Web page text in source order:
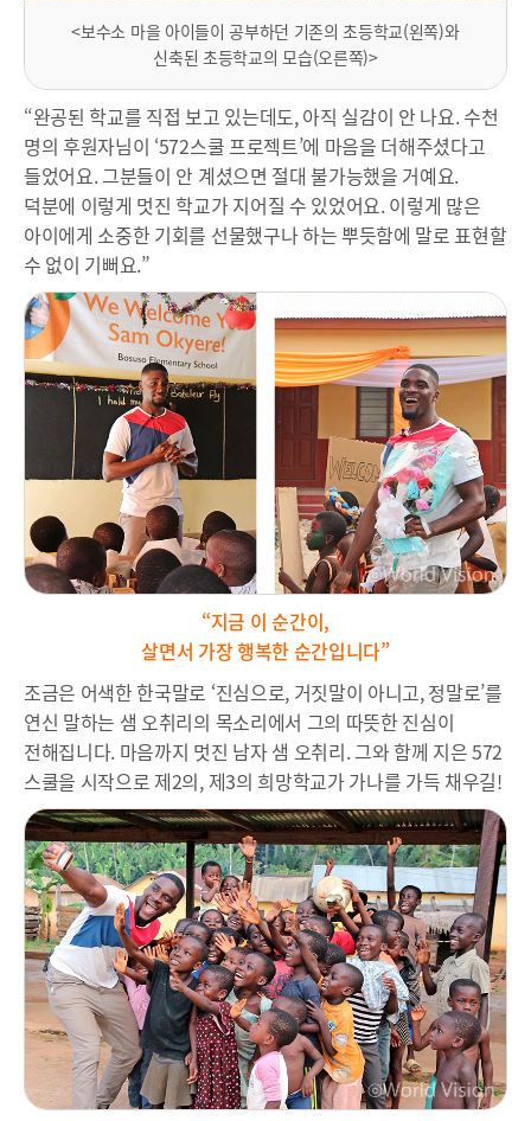
<보수소 마을 아이들이 공부하던 기존의 초등학교(왼쪽)와
신축된 초등학교의 모습(오른쪽)>
“완공된 학교를 직접 보고 있는데도, 아직 실감이 안 나요. 수천
명의 후원자님이 ‘572스쿨 프로젝트’에 마음을 더해주셨다고
들었어요. 그분들이 안 계셨으면 절대 불가능했을 거예요.
덕분에 이렇게 멋진 학교가 지어질 수 있었어요. 이렇게 많은
아이에게 소중한 기회를 선물했구나 하는 뿌듯함에 말로 표현할
수 없이 기뻐요.”
“지금 이 순간이,
살면서 가장 행복한 순간입니다”
조금은 어색한 한국말로 ‘진심으로, 거짓말이 아니고, 정말로’를
연신 말하는 샘 오취리의 목소리에서 그의 따뜻한 진심이
전해집니다. 마음까지 멋진 남자 샘 오취리. 그와 함께 지은 572
스쿨을 시작으로 제2의, 제3의 희망학교가 가나를 가득 채우길!